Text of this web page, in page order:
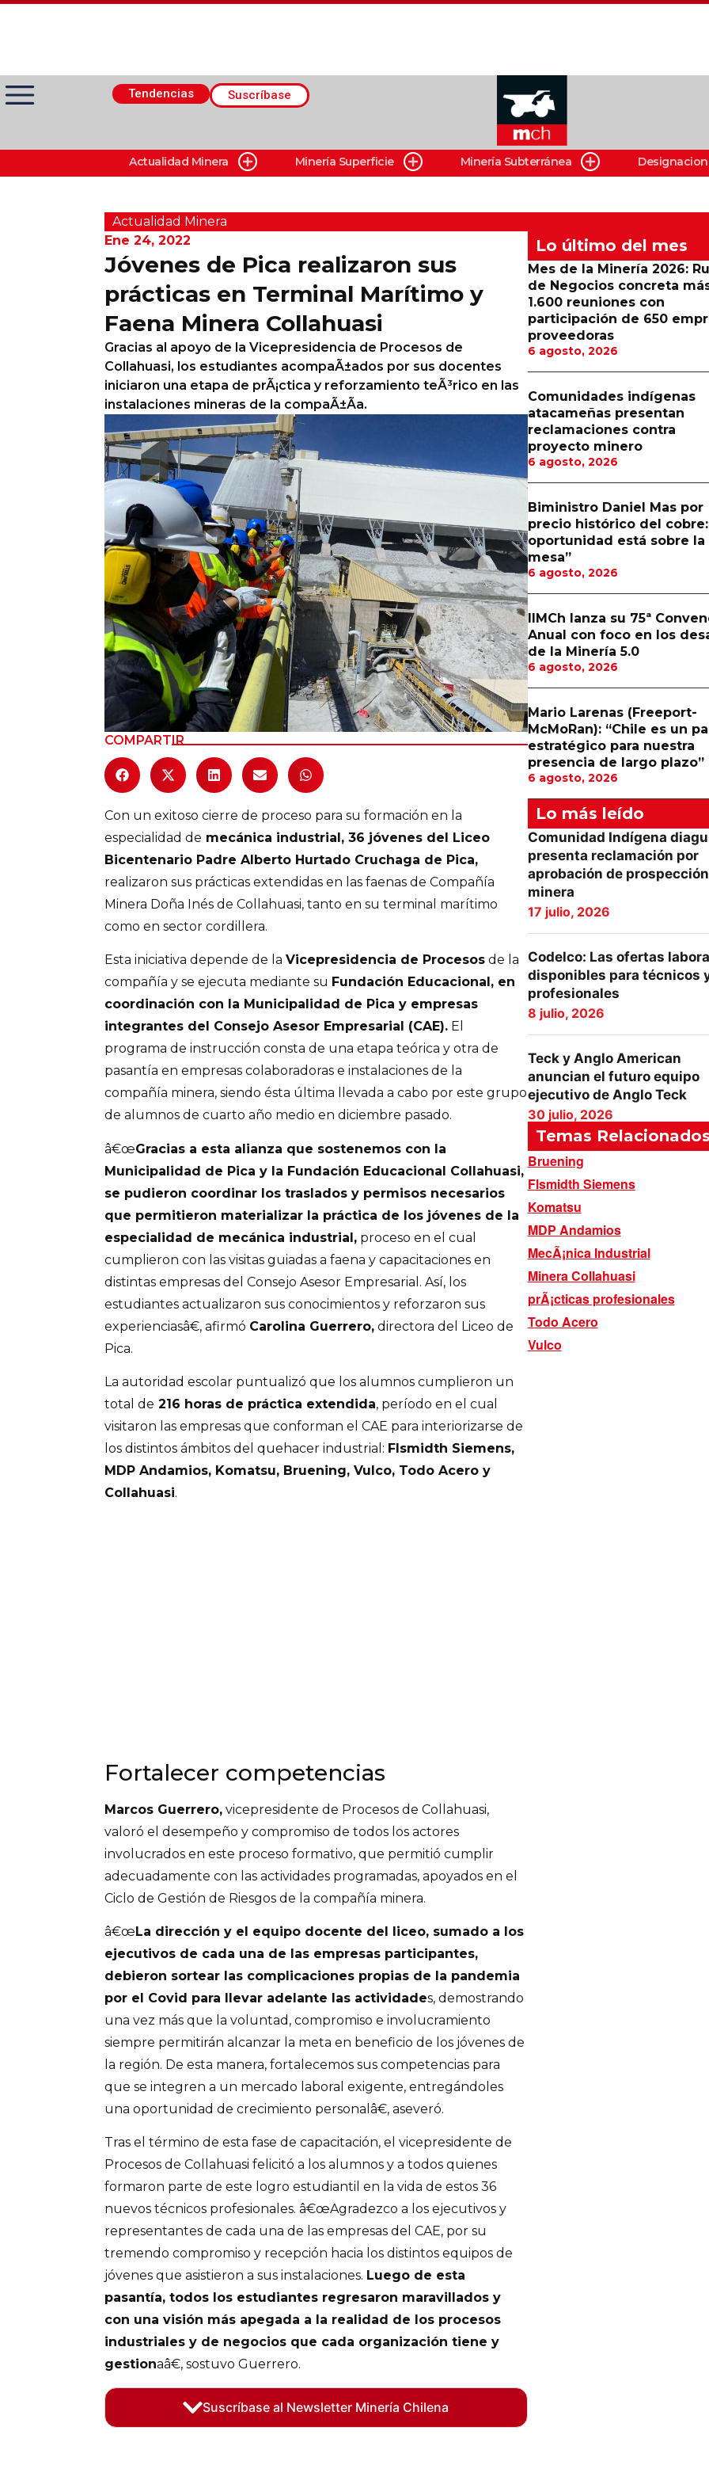
Tendencias Suscríbase
Actualidad Minera
Minería Superficie
Minerí­a Subterránea
Columnas de Opinión
Calendario de Eventos
Actualidad Minera Minería Superficie Minería Subterránea
Actualidad Minera
Ene 24, 2022
Jóvenes de Pica realizaron sus
prácticas en Terminal Marítimo y
Faena Minera Collahuasi
Gracias al apoyo de la Vicepresidencia de Procesos de
Collahuasi, los estudiantes acompaÃ±ados por sus docentes
iniciaron una etapa de prÃ¡ctica y reforzamiento teÃ³rico en las
instalaciones mineras de la compaÃ±Ã­a.
COMPARTIR
Con un exitoso cierre de proceso para su formación en la
especialidad de mecánica industrial, 36 jóvenes del Liceo
Bicentenario Padre Alberto Hurtado Cruchaga de Pica,
realizaron sus prácticas extendidas en las faenas de Compañía
Minera Doña Inés de Collahuasi, tanto en su terminal marítimo
como en sector cordillera.
Esta iniciativa depende de la Vicepresidencia de Procesos de la
compañía y se ejecuta mediante su Fundación Educacional, en
coordinación con la Municipalidad de Pica y empresas
integrantes del Consejo Asesor Empresarial (CAE). El
programa de instrucción consta de una etapa teórica y otra de
pasantía en empresas colaboradoras e instalaciones de la
compañía minera, siendo ésta última llevada a cabo por este grupo
de alumnos de cuarto año medio en diciembre pasado.
â€œGracias a esta alianza que sostenemos con la
Municipalidad de Pica y la Fundación Educacional Collahuasi,
se pudieron coordinar los traslados y permisos necesarios
que permitieron materializar la práctica de los jóvenes de la
especialidad de mecánica industrial, proceso en el cual
cumplieron con las visitas guiadas a faena y capacitaciones en
distintas empresas del Consejo Asesor Empresarial. Así, los
estudiantes actualizaron sus conocimientos y reforzaron sus
experienciasâ€, afirmó Carolina Guerrero, directora del Liceo de
Pica.
La autoridad escolar puntualizó que los alumnos cumplieron un
total de 216 horas de práctica extendida, período en el cual
visitaron las empresas que conforman el CAE para interiorizarse de
los distintos ámbitos del quehacer industrial: Flsmidth Siemens,
MDP Andamios, Komatsu, Bruening, Vulco, Todo Acero y
Collahuasi.
Fortalecer competencias
Marcos Guerrero, vicepresidente de Procesos de Collahuasi,
valoró el desempeño y compromiso de todos los actores
involucrados en este proceso formativo, que permitió cumplir
adecuadamente con las actividades programadas, apoyados en el
Ciclo de Gestión de Riesgos de la compañía minera.
â€œLa dirección y el equipo docente del liceo, sumado a los
ejecutivos de cada una de las empresas participantes,
debieron sortear las complicaciones propias de la pandemia
por el Covid para llevar adelante las actividades, demostrando
una vez más que la voluntad, compromiso e involucramiento
siempre permitirán alcanzar la meta en beneficio de los jóvenes de
la región. De esta manera, fortalecemos sus competencias para
que se integren a un mercado laboral exigente, entregándoles
una oportunidad de crecimiento personalâ€, aseveró.
Tras el término de esta fase de capacitación, el vicepresidente de
Procesos de Collahuasi felicitó a los alumnos y a todos quienes
formaron parte de este logro estudiantil en la vida de estos 36
nuevos técnicos profesionales. â€œAgradezco a los ejecutivos y
representantes de cada una de las empresas del CAE, por su
tremendo compromiso y recepción hacia los distintos equipos de
jóvenes que asistieron a sus instalaciones. Luego de esta
pasantía, todos los estudiantes regresaron maravillados y
con una visión más apegada a la realidad de los procesos
industriales y de negocios que cada organización tiene y
gestionaâ€, sostuvo Guerrero.
Suscríbase al Newsletter Minería Chilena
Lo último del mes
Mes de la Minería 2026:
de Negocios concreta
1.600 reuniones con
participación de 650
proveedoras
6 agosto, 2026
Comunidades indígenas
atacameñas presentan
reclamaciones contra
proyecto minero
6 agosto, 2026
Biministro Daniel Mas por
precio histórico del cobre:
oportunidad está sobre la
mesa”
6 agosto, 2026
IIMCh lanza su 75ª
Anual con foco en los
de la Minería 5.0
6 agosto, 2026
Mario Larenas (Freeport-
McMoRan): “Chile es un
estratégico para nuestra
presencia de largo plazo”
6 agosto, 2026
Lo más leído
Comunidad Indígena
presenta reclamación por
aprobación de prospección
minera
17 julio, 2026
Codelco: Las ofertas
disponibles para técnicos
profesionales
8 julio, 2026
Teck y Anglo American
anuncian el futuro equipo
ejecutivo de Anglo Teck
30 julio, 2026
Temas Relacionados
Bruening
Flsmidth Siemens
Komatsu
MDP Andamios
MecÃ¡nica Industrial
Minera Collahuasi
prÃ¡cticas profesionales
Todo Acero
Vulco